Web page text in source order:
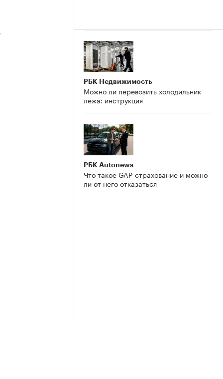
РБК Недвижимость
Можно ли перевозить холодильник
лежа: инструкция
РБК Autonews
Что такое GAP-страхование и можно
ли от него отказаться